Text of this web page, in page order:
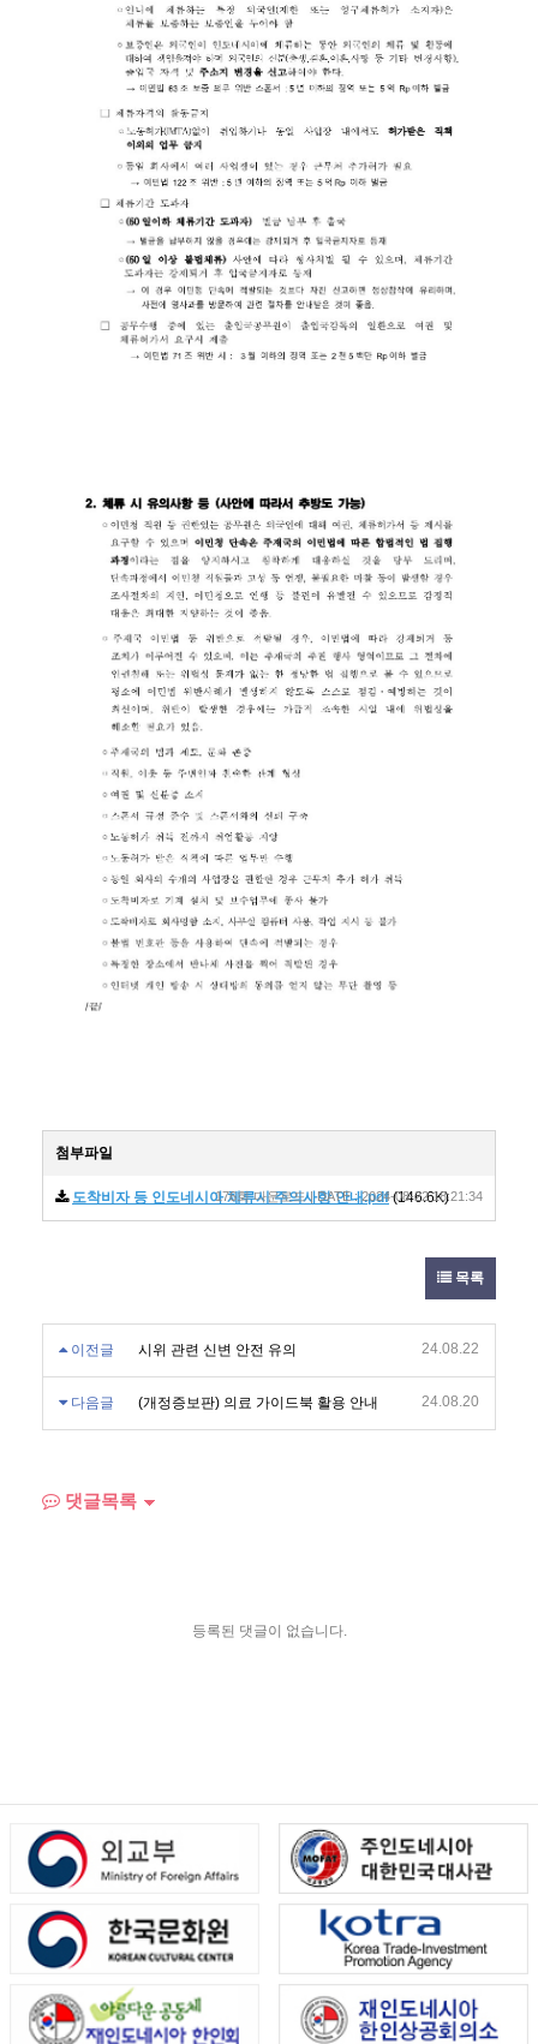
첨부파일
도착비자 등 인도네시아 체류시 주의사항 안내.pdf(146.6K)
176회 다운로드 | DATE : 2024-08-22 18:21:34
목록
이전글 시위 관련 신변 안전 유의 24.08.22
다음글 (개정증보판) 의료 가이드북 활용 안내 24.08.20
댓글목록
등록된 댓글이 없습니다.